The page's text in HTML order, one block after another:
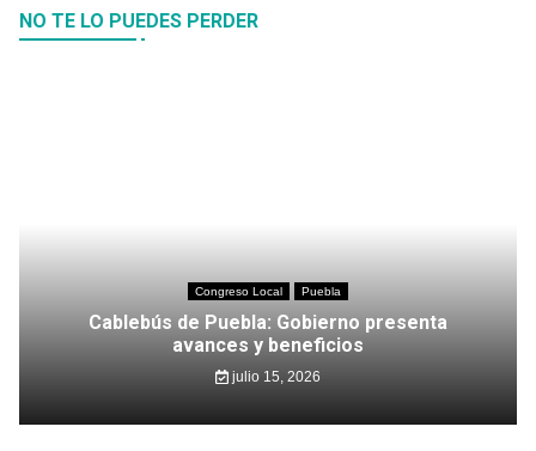
NO TE LO PUEDES PERDER
Congreso Local Puebla
Cablebús de Puebla: Gobierno presenta
avances y beneficios
julio 15, 2026